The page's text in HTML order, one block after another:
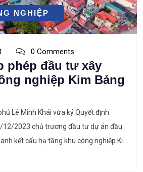
NGHIỆP
0 Comments
phép đầu tư xây
nghiệp Kim Bảng
Lê Minh Khái vừa ký Quyết định
2023 chủ trương đầu tư dự án đầu
kết cấu hạ tầng khu công nghiệp Kim
phủ). Quyết định trên chấp thuận chủ